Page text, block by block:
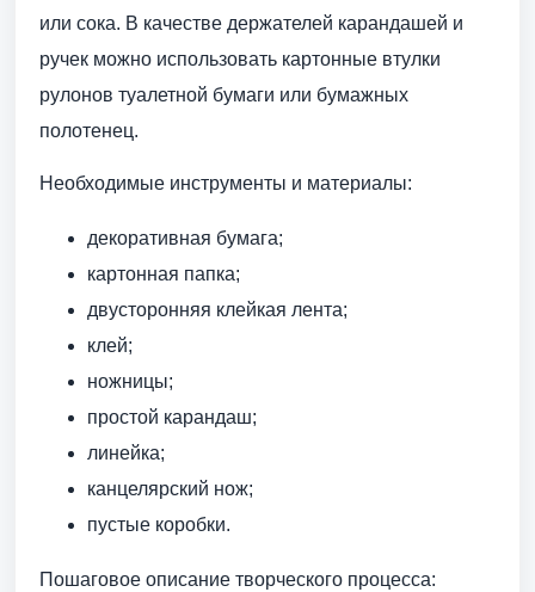
или сока. В качестве держателей карандашей и
ручек можно использовать картонные втулки
рулонов туалетной бумаги или бумажных
полотенец.
Необходимые инструменты и материалы:
декоративная бумага;
картонная папка;
двусторонняя клейкая лента;
клей;
ножницы;
простой карандаш;
линейка;
канцелярский нож;
пустые коробки.
Пошаговое описание творческого процесса: